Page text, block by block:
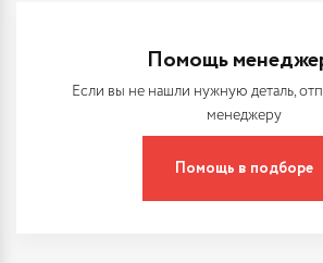
Помощь
Если вы не нашли нужную деталь,
менеджеру
Помощь в подборе